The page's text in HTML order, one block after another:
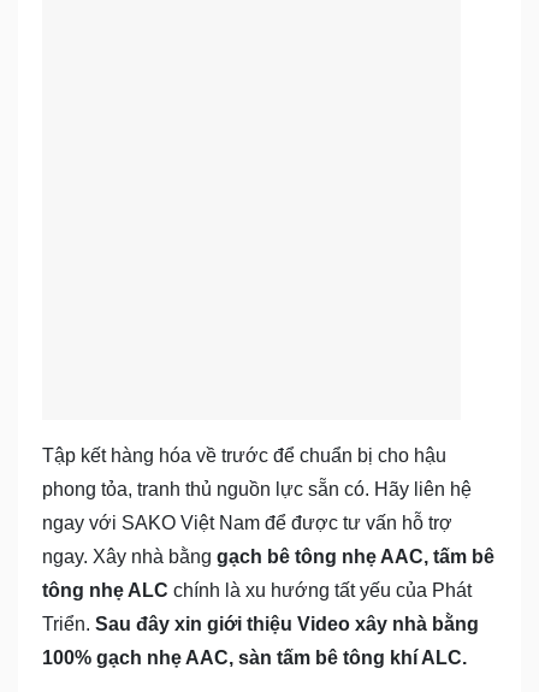
Tập kết hàng hóa về trước để chuẩn bị cho hậu
phong tỏa, tranh thủ nguồn lực sẵn có. Hãy liên hệ
ngay với SAKO Việt Nam để được tư vấn hỗ trợ
ngay. Xây nhà bằng gạch bê tông nhẹ AAC, tấm bê
tông nhẹ ALC chính là xu hướng tất yếu của Phát
Triển. Sau đây xin giới thiệu Video xây nhà bằng
100% gạch nhẹ AAC, sàn tấm bê tông khí ALC.